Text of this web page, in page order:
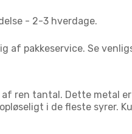
- 2-3 hverdage.
pakkeservice. Se
ren tantal. Dette metal
i de fleste syrer.